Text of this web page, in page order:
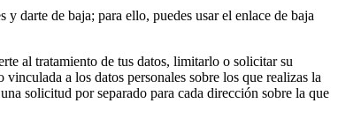
darte de baja; para ello, puedes usar el enlace de baja
al tratamiento de tus datos, limitarlo o solicitar su
a los datos personales sobre los que realizas la
solicitud por separado para cada dirección sobre la que